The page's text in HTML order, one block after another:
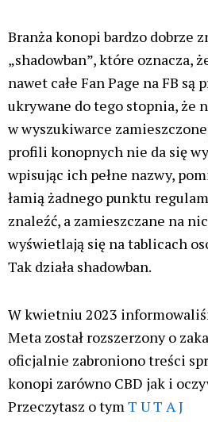
Branża konopi bardzo dobrze
„shadowban”, które oznacza,
nawet całe Fan Page na FB są
ukrywane do tego stopnia, że
w wyszukiwarce
profili konopnych nie da się
wpisując ich pełne nazwy,
łamią żadnego punktu
znaleźć, a zamieszczane na
wyświetlają się na tablicach
Tak działa shadowban.
W kwietniu 2023
Meta został rozszerzony o
oficjalnie zabroniono treści
konopi zarówno CBD jak i
Przeczytasz o tymT U T A J